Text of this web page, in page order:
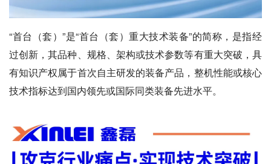
“首台（套）”是“首台（套）重大技术装备”的简称，是指经
过创新，其品种、规格、架构或技术参数等有重大突破，具
有知识产权属于首次自主研发的装备产品，整机性能或核心
技术指标达到国内领先或国际同类装备先进水平。